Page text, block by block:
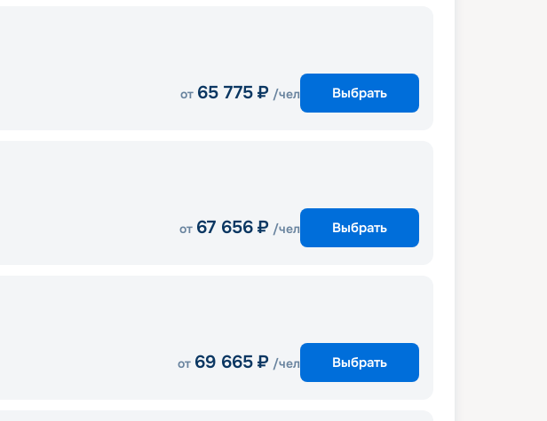
от 65 775 ₽ /чел Выбрать
от 67 656 ₽ /чел Выбрать
от 69 665 ₽ /чел Выбрать